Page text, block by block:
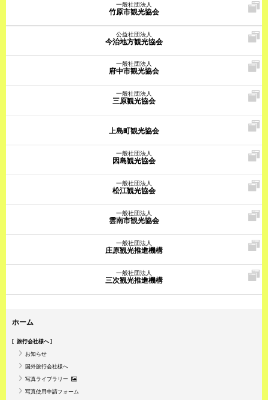
一般社団法人
竹原市観光協会
公益社団法人
今治地方観光協会
一般社団法人
府中市観光協会
一般社団法人
三原観光協会
上島町観光協会
一般社団法人
因島観光協会
一般社団法人
松江観光協会
一般社団法人
雲南市観光協会
一般社団法人
庄原観光推進機構
一般社団法人
三次観光推進機構
ホーム
旅行会社様へ
お知らせ
国外旅行会社様へ
写真ライブラリー
写真使用申請フォーム